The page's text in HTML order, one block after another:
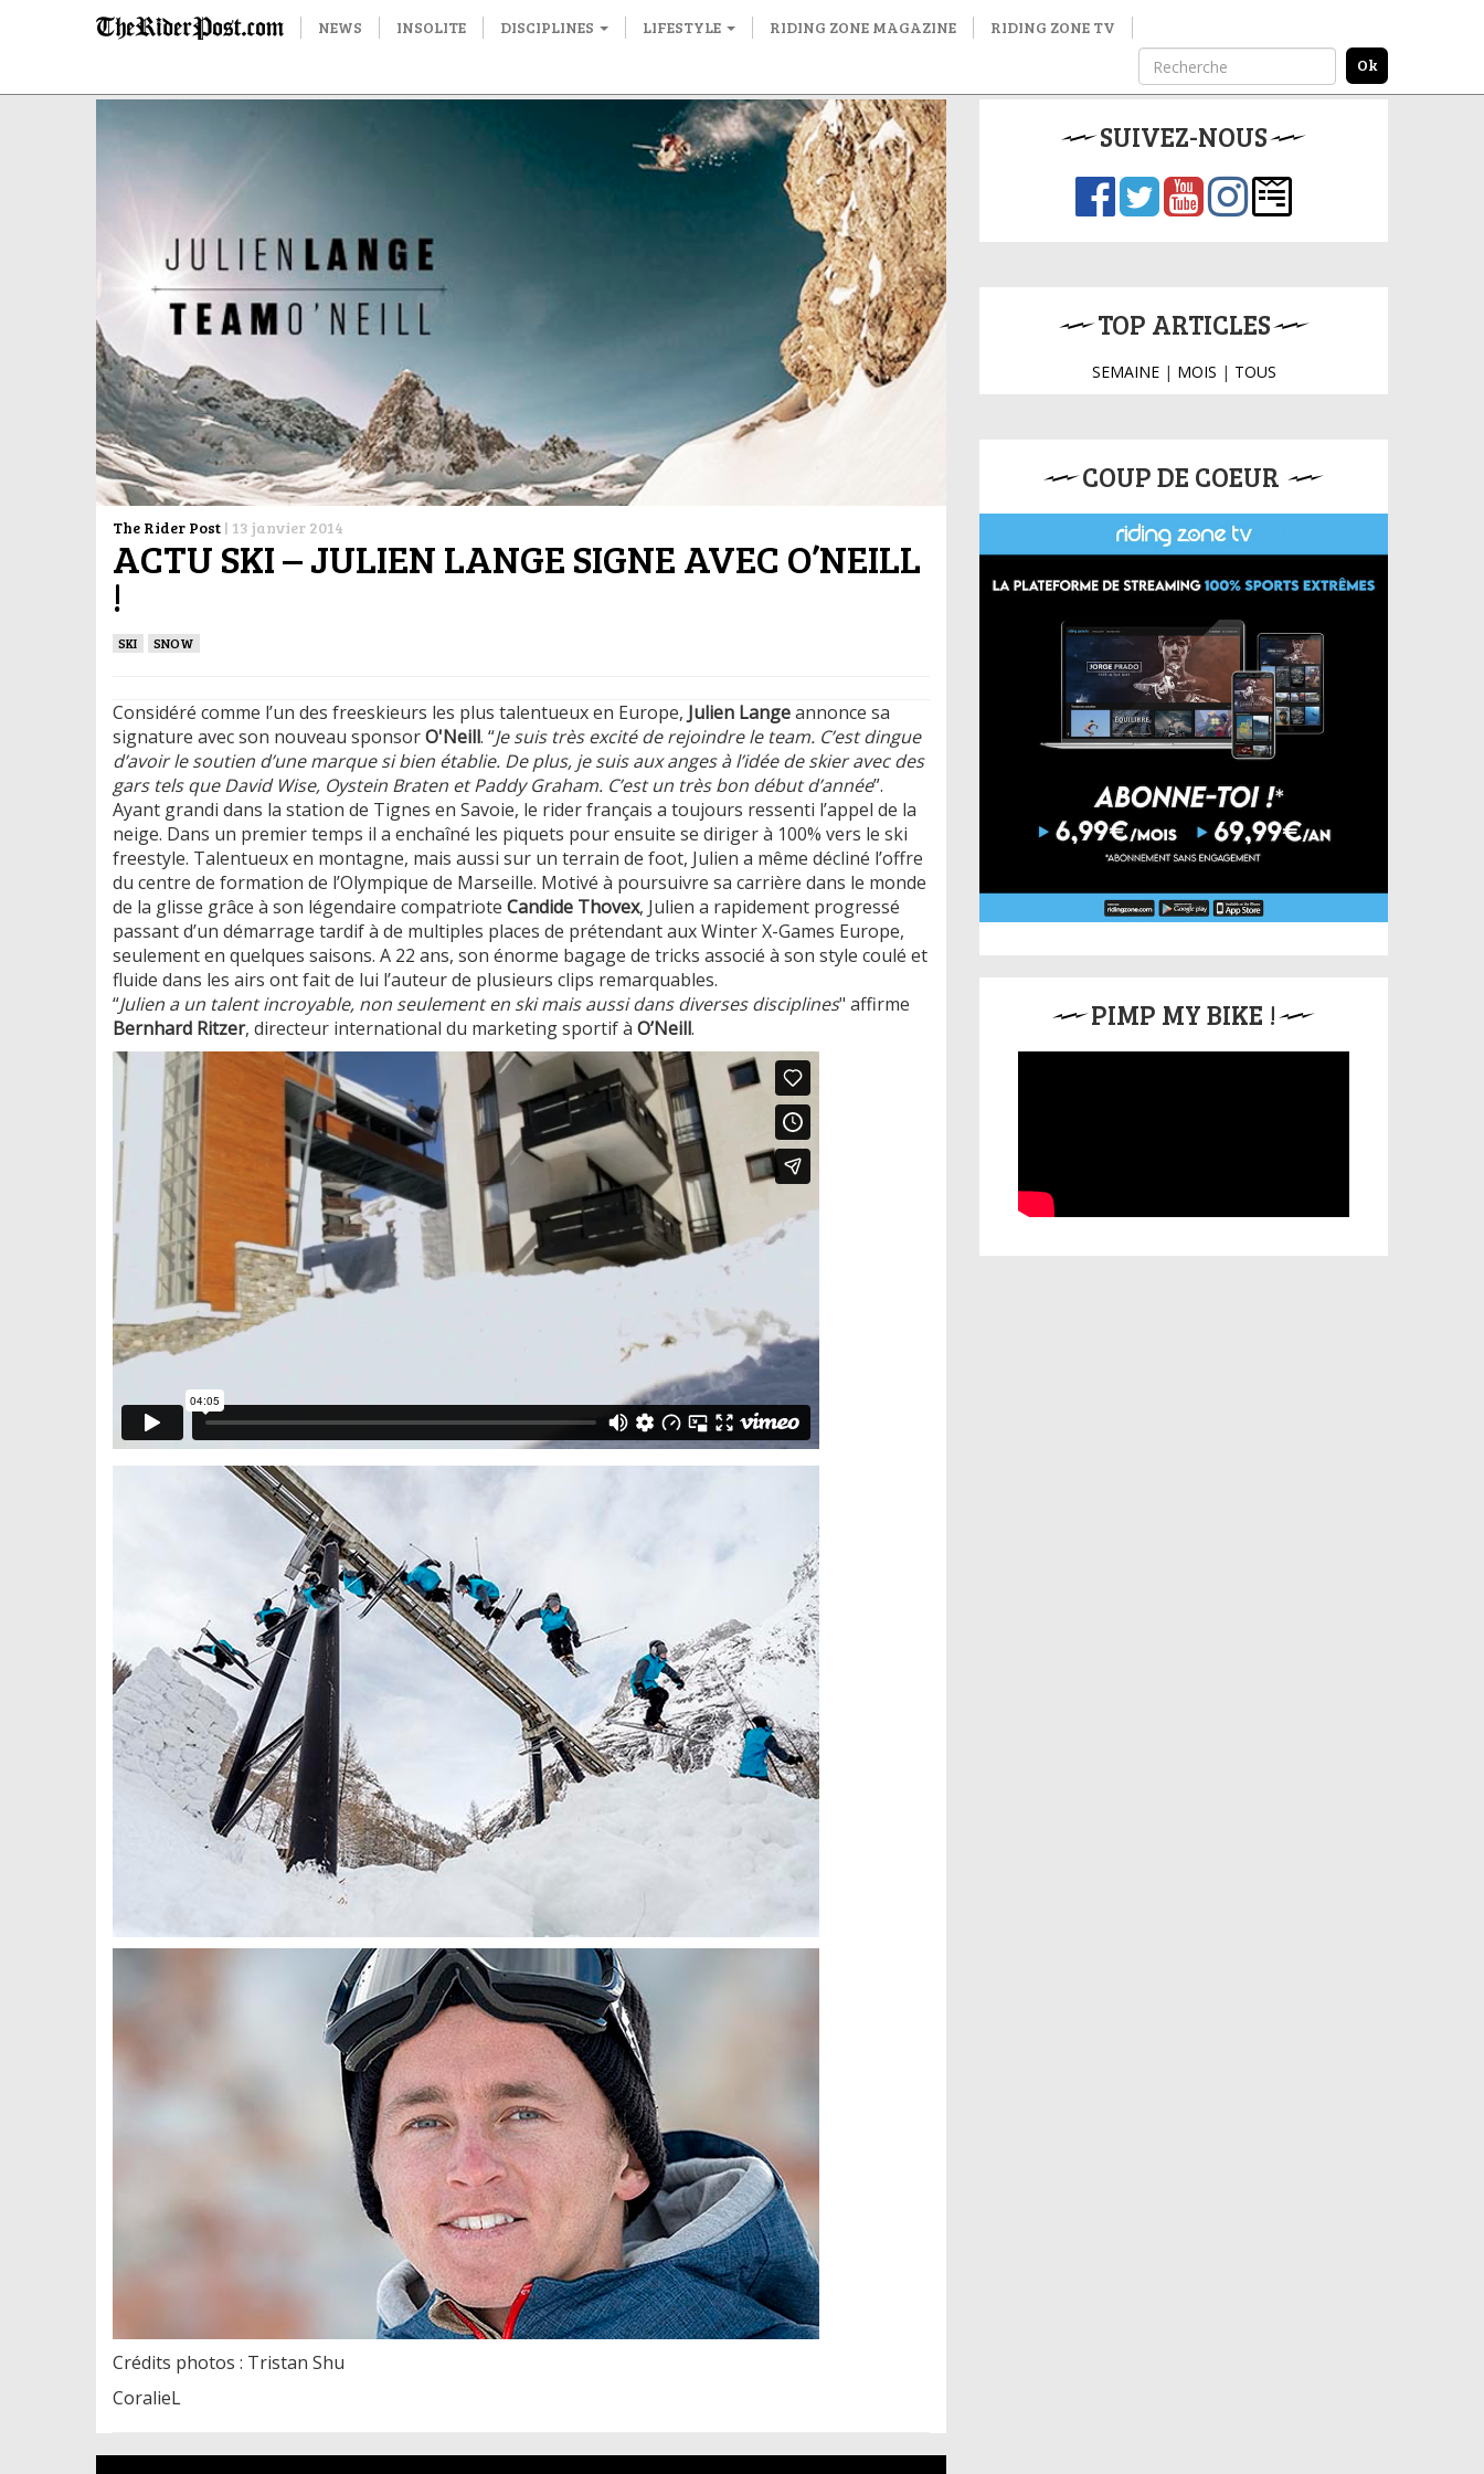
NEWS INSOLITE DISCIPLINES LIFESTYLE RIDING ZONE MAGAZINE RIDING ZONE TV
The Rider Post | 13 janvier 2014
ACTU SKI – JULIEN LANGE SIGNE AVEC O’NEILL
!
SKI SNOW
Considéré comme l’un des freeskieurs les plus talentueux en Europe, Julien Langeannonce sa
signature avec son nouveau sponsorO'Neill. “Je suis très excité de rejoindre le team. C’est dingue
d’avoir le soutien d’une marque si bien établie. De plus, je suis aux anges à l’idée de skier avec des
gars tels que David Wise, Oystein Braten et Paddy Graham. C’est un très bon début d’année”.
Ayant grandi dans la station de Tignes en Savoie, le rider français a toujours ressenti l’appel de la
neige. Dans un premier temps il a enchaîné les piquets pour ensuite se diriger à 100% vers le ski
freestyle. Talentueux en montagne, mais aussi sur un terrain de foot, Julien a même décliné l’offre
du centre de formation de l’Olympique de Marseille. Motivé à poursuivre sa carrière dans le monde
de la glisse grâce à son légendaire compatriote Candide Thovex, Julien a rapidement progressé
passant d’un démarrage tardif à de multiples places de prétendant aux Winter X-Games Europe,
seulement en quelques saisons. A 22 ans, son énorme bagage de tricks associé à son style coulé et
fluide dans les airs ont fait de lui l’auteur de plusieurs clips remarquables.
“Julien a un talent incroyable, non seulement en ski mais aussi dans diverses disciplines" affirme
Bernhard Ritzer, directeur international du marketing sportif à O’Neill.
Crédits photos : Tristan Shu
CoralieL
SUIVEZ-NOUS
TOP ARTICLES
SEMAINE| MOIS | TOUS
COUP DE COEUR
PIMP MY BIKE !